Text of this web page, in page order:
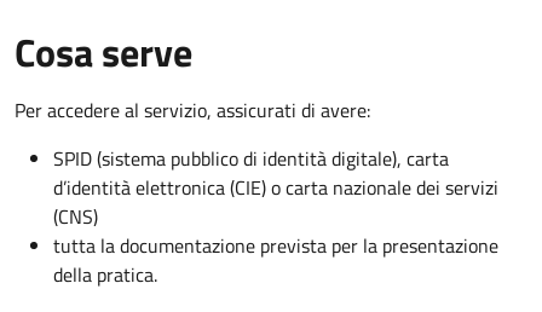
Cosa serve
Per accedere al servizio, assicurati di avere:
SPID (sistema pubblico di identità digitale), carta
d’identità elettronica (CIE) o carta nazionale dei servizi
(CNS)
tutta la documentazione prevista per la presentazione
della pratica.